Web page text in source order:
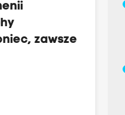
zawsze